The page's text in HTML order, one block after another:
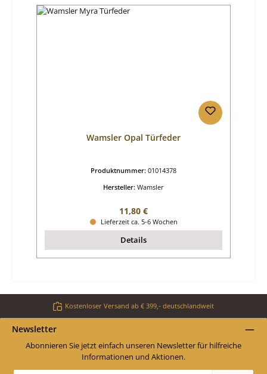
Wamsler Opal Türfeder
Produktnummer: 01014378
Hersteller: Wamsler
Regulärer Preis:
11,80 €
Lieferzeit ca. 5-6 Wochen
Details
Kostenloser Versand ab € 399,- deutschlandweit
Newsletter
Abonnieren Sie jetzt einfach unseren Newsletter für hilfreiche
Informationen und Aktionen.